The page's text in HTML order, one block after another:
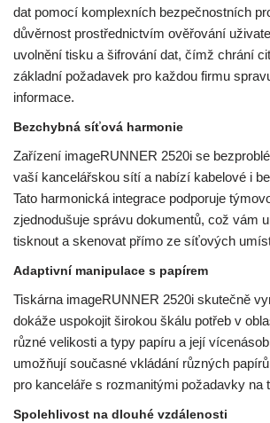
dat pomocí komplexních bezpečnostních
důvěrnost prostřednictvím ověřování
uvolnění tisku a šifrování dat, čímž chrání
základní požadavek pro každou firmu
informace.
Bezchybná síťová harmonie
Zařízení imageRUNNER 2520i se
vaší kancelářskou sítí a nabízí kabelové i
Tato harmonická integrace podporuje
zjednodušuje správu dokumentů, což vám
tisknout a skenovat přímo ze síťových
Adaptivní manipulace s papírem
Tiskárna imageRUNNER 2520i skutečně
dokáže uspokojit širokou škálu potřeb v
různé velikosti a typy papíru a její
umožňují současné vkládání různých
pro kanceláře s rozmanitými požadavky na
Spolehlivost na dlouhé vzdálenosti